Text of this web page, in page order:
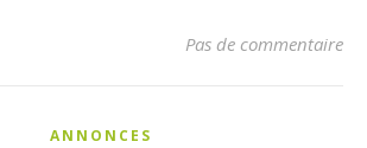
Pas de commentaire
ANNONCES